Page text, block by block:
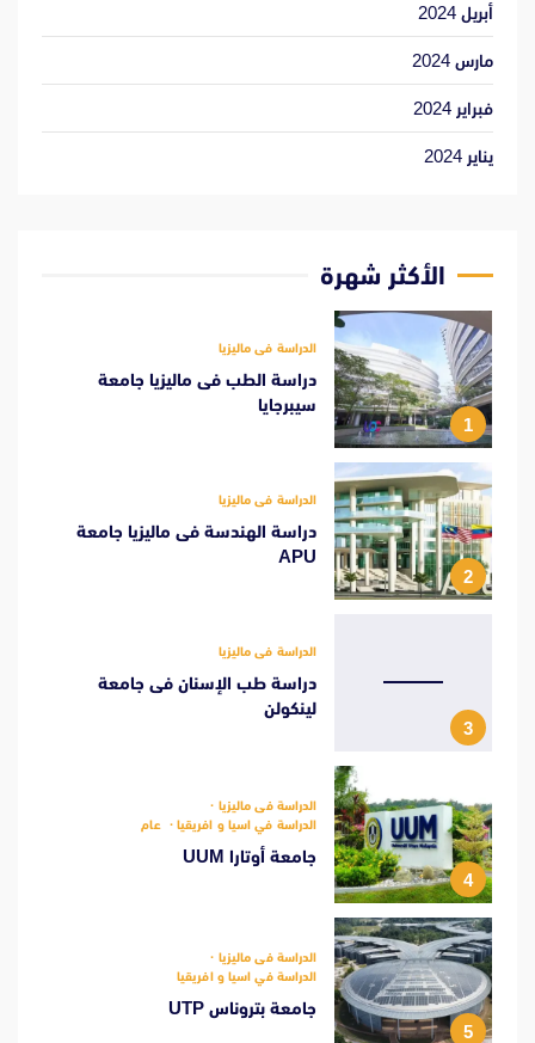
أبريل 2024
مارس 2024
فبراير 2024
يناير 2024
الأكثر شهرة
1
الدراسة فى ماليزيا
دراسة الطب فى ماليزيا جامعة
سيبرجايا
2
الدراسة فى ماليزيا
دراسة الهندسة فى ماليزيا جامعة
APU
3
الدراسة فى ماليزيا
دراسة طب الإسنان فى جامعة
لينكولن
4
الدراسة فى ماليزيا
الدراسة في اسيا و افريقيا
عام
جامعة أوتارا UUM
5
الدراسة فى ماليزيا
الدراسة في اسيا و افريقيا
جامعة بتروناس UTP